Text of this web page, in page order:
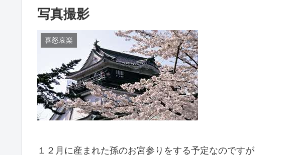
写真撮影
喜怒哀楽
１２月に産まれた孫のお宮参りをする予定なのですが